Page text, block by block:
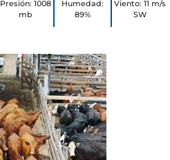
Presión: 1008
mb
Humedad:
89%
Viento: 11 m/s
SW